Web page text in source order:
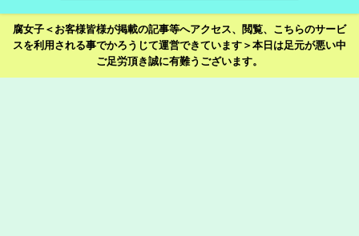
腐女子＜お客様皆様が掲載の記事等へアクセス、閲覧、こちらのサービ
スを利用される事でかろうじて運営できています＞本日は足元が悪い中
ご足労頂き誠に有難うございます。